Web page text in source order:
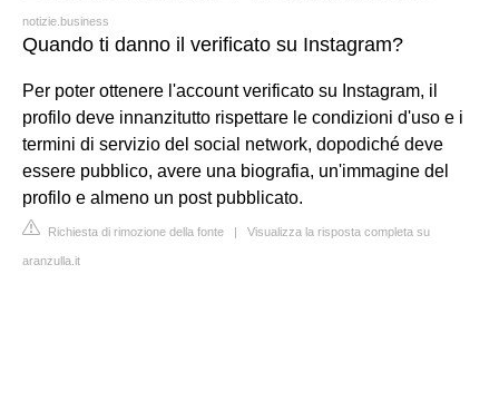
notizie.business
Quando ti danno il verificato su Instagram?
Per poter ottenere l'account verificato su Instagram, il
profilo deve innanzitutto rispettare le condizioni d'uso e i
termini di servizio del social network, dopodiché deve
essere pubblico, avere una biografia, un'immagine del
profilo e almeno un post pubblicato.
Richiesta di rimozione della fonte | Visualizza la risposta completa su
aranzulla.it